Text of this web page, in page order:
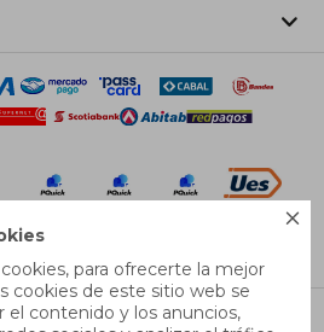

para ofrecerte la mejor
cookies de este sitio web se
el contenido y los anuncios,
S L XL